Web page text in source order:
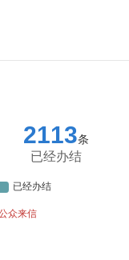
2113条
已经办结